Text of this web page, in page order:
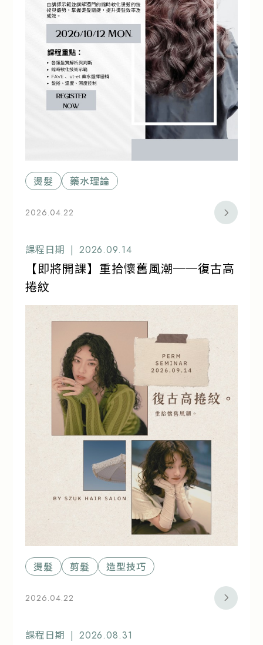
燙髮 藥水理論
2026.04.22
課程日期 | 2026.09.14
【即將開課】重拾懷舊風潮──復古高
捲紋
燙髮 剪髮 造型技巧
2026.04.22
課程日期 | 2026.08.31